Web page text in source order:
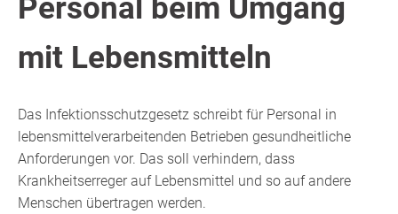
Personal beim Umgang
mit Lebensmitteln
Das Infektionsschutzgesetz schreibt für Personal in
lebensmittelverarbeitenden Betrieben gesundheitliche
Anforderungen vor. Das soll verhindern, dass
Krankheitserreger auf Lebensmittel und so auf andere
Menschen übertragen werden.